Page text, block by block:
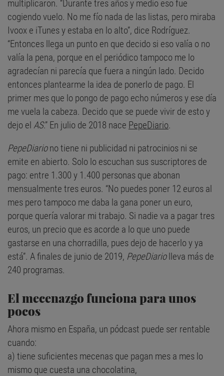
multiplicaron. “Durante tres años y medio eso fue
cogiendo vuelo. No me fío nada de las listas, pero miraba
Ivoox e iTunes y estaba en lo alto”, dice Rodríguez.
“Entonces llega un punto en que decido si eso valía o no
valía la pena, porque en el periódico tampoco me lo
agradecían ni parecía que fuera a ningún lado. Decido
entonces plantearme la idea de ponerlo de pago. El
primer mes que lo pongo de pago echo números y ese día
me vuela la cabeza. Decido que se puede vivir de esto y
dejo el AS.” En julio de 2018 nace PepeDiario.
PepeDiariono tiene ni publicidad ni patrocinios ni se
emite en abierto. Solo lo escuchan sus suscriptores de
pago: entre 1.300 y 1.400 personas que abonan
mensualmente tres euros. “No puedes poner 12 euros al
mes pero tampoco me daba la gana poner un euro,
porque quería valorar mi trabajo. Si nadie va a pagar tres
euros, un precio que es acorde a lo que uno puede
gastarse en una chorradilla, pues dejo de hacerlo y ya
está”. A finales de junio de 2019, PepeDiariolleva más de
240 programas.
El mecenazgo funciona para unos
pocos
Ahora mismo en España, un pódcast puede ser rentable
cuando:
a) tiene suficientes mecenas que pagan mes a mes lo
mismo que cuesta una chocolatina,